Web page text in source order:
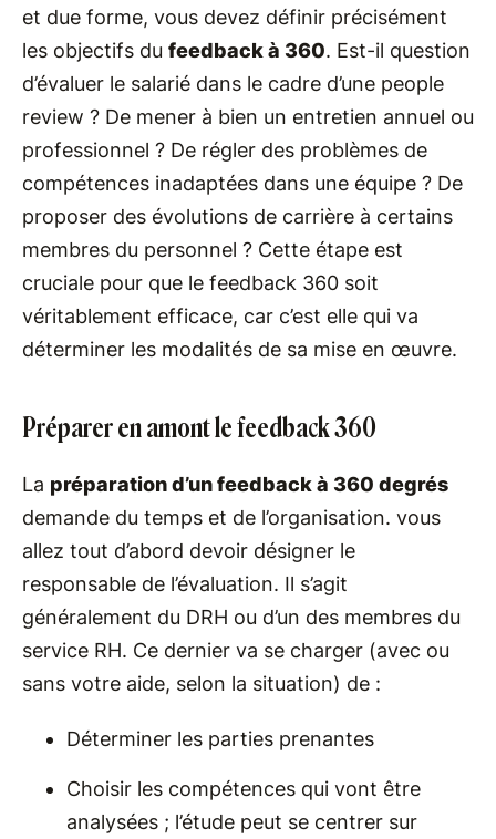
et due forme, vous devez définir précisément
les objectifs du feedback à 360. Est-il question
d’évaluer le salarié dans le cadre d’une people
review ? De mener à bien un entretien annuel ou
professionnel ? De régler des problèmes de
compétences inadaptées dans une équipe ? De
proposer des évolutions de carrière à certains
membres du personnel ? Cette étape est
cruciale pour que le feedback 360 soit
véritablement efficace, car c’est elle qui va
déterminer les modalités de sa mise en œuvre.
Préparer en amont le feedback 360
La préparation d’un feedback à 360 degrés
demande du temps et de l’organisation. vous
allez tout d’abord devoir désigner le
responsable de l’évaluation. Il s’agit
généralement du DRH ou d’un des membres du
service RH. Ce dernier va se charger (avec ou
sans votre aide, selon la situation) de :
Déterminer les parties prenantes
Choisir les compétences qui vont être
analysées ; l’étude peut se centrer sur